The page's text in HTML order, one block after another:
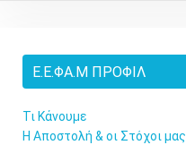
Ε.Ε.ΦΑ.Μ ΠΡΟΦΊΛ
Τι Κάνουμε
Η Αποστολή & οι Στόχοι μας